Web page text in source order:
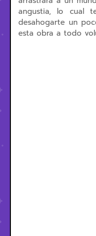
angustia, lo cual
desahogarte un
esta obra a todo